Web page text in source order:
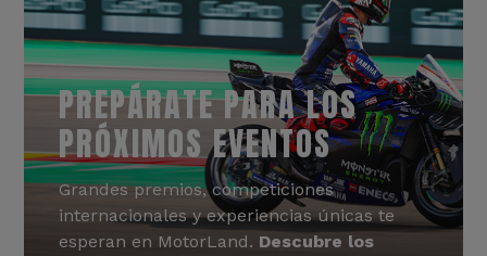
PREPÁRATE PARA LOS
PRÓXIMOS EVENTOS
Grandes premios, competiciones
internacionales y experiencias únicas te
esperan en MotorLand. Descubre los